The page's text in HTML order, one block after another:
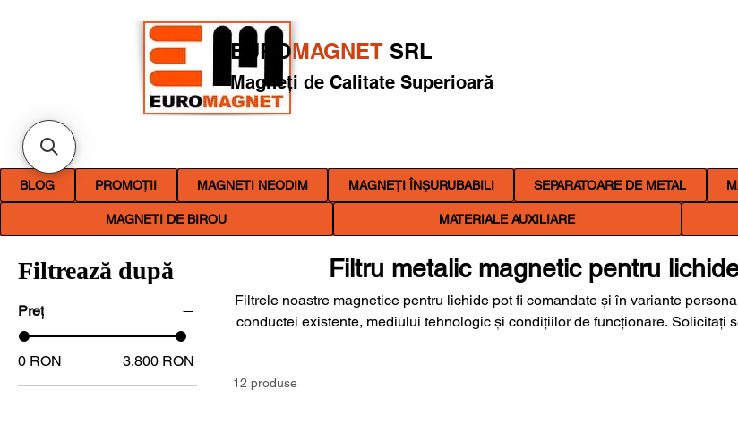
EUROMAGNET SRL
Magneți de Calitate Superioară
BLOG PROMOȚII MAGNETI NEODIM MAGNEȚI ÎNȘURUBABILI SEPARATOARE DE METAL
MAGNETI DE BIROU MATERIALE AUXILIARE
Filtrează după
Preț
0 RON 3.800 RON
Filtru metalic magnetic pentru
Filtrele noastre magnetice pentru lichide pot fi comandate și în variante
conductei existente, mediului tehnologic și condițiilor de funcționare. Solicitați
necesare aplicației. Trimiteți-ne dimensiunile conductei, datele mediului
12 produse